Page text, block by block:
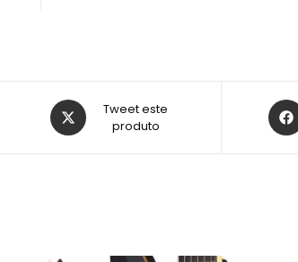
Tweet este
produto